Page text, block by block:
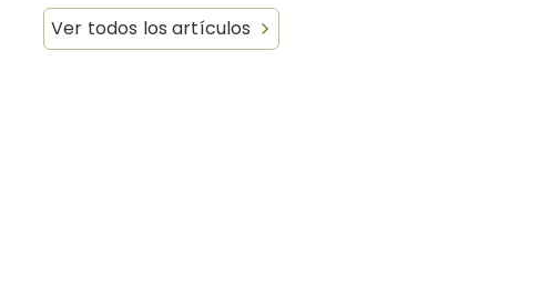
Ver todos los artículos